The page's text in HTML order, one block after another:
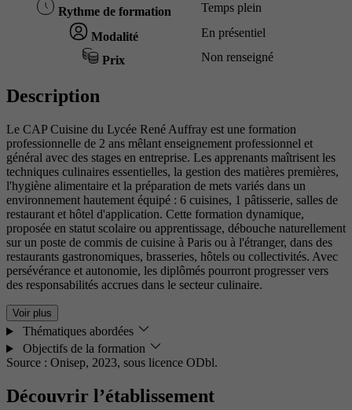
Rythme de formation Temps plein
Modalité En présentiel
Prix Non renseigné
Description
Le CAP Cuisine du Lycée René Auffray est une formation
professionnelle de 2 ans mêlant enseignement professionnel et
général avec des stages en entreprise. Les apprenants maîtrisent les
techniques culinaires essentielles, la gestion des matières premières,
l'hygiène alimentaire et la préparation de mets variés dans un
environnement hautement équipé : 6 cuisines, 1 pâtisserie, salles de
restaurant et hôtel d'application. Cette formation dynamique,
proposée en statut scolaire ou apprentissage, débouche naturellement
sur un poste de commis de cuisine à Paris ou à l'étranger, dans des
restaurants gastronomiques, brasseries, hôtels ou collectivités. Avec
persévérance et autonomie, les diplômés pourront progresser vers
des responsabilités accrues dans le secteur culinaire.
Voir plus
Thématiques abordées
Objectifs de la formation
Source : Onisep, 2023, sous licence ODbl.
Découvrir l’établissement